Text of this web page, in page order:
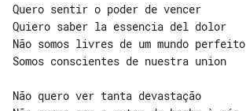
Quero sentir o poder de vencer
Quiero saber la essencia del dolor
Não somos livres de um mundo perfeito
Somos conscientes de nuestra union
Não quero ver tanta devastação